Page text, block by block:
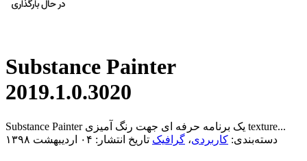
Substance Painter
2019.1.0.3020
Substance Painter یک برنامه حرفه ای جهت رنگ آمیزی texture...
دسته‌بندی: کاربردی، گرافیک تاریخ انتشار: ۰۴ اردیبهشت ۱۳۹۸